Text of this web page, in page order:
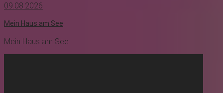
09.08.2026
Mein Haus am See
Mein Haus am See